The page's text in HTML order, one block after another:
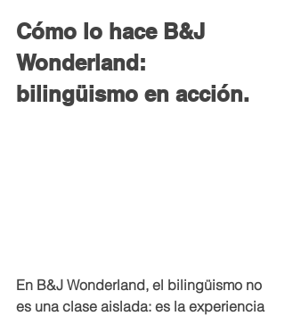
Cómo lo hace B&J
Wonderland:
bilingüismo en acción.
En B&J Wonderland, el bilingüismo no
es una clase aislada: es la experiencia